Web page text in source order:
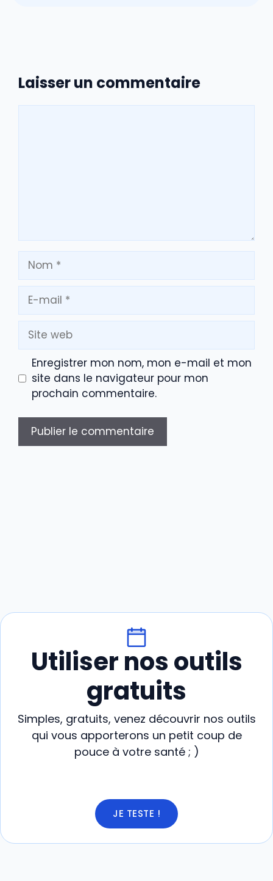
Laisser un commentaire
Nom
mail
Site
web
Enregistrer mon nom, mon e-mail et mon
site dans le navigateur pour mon
prochain commentaire.
Utiliser nos outils
gratuits
Simples, gratuits, venez découvrir nos outils
qui vous apporterons un petit coup de
pouce à votre santé ; )
JE TESTE !